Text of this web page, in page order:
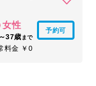
女性
37歳 まで
予約可
料金 ￥0